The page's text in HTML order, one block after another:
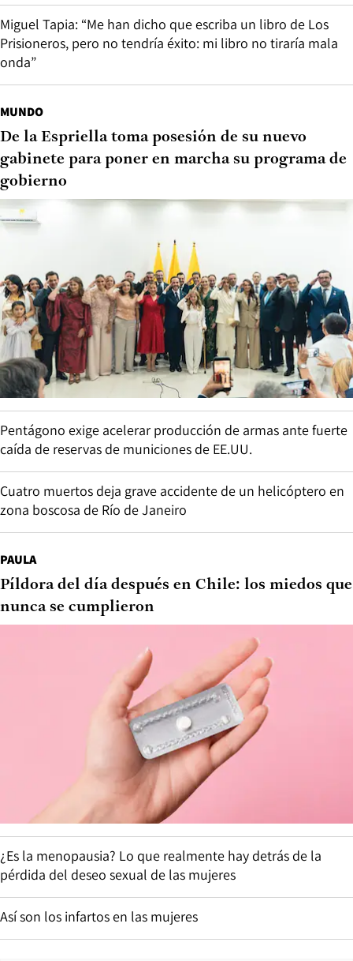
Miguel Tapia: “Me han dicho que escriba un libro de Los
Prisioneros, pero no tendría éxito: mi libro no tiraría mala
onda”
MUNDO
De la Espriella toma posesión de su nuevo
gabinete para poner en marcha su programa de
gobierno
Pentágono exige acelerar producción de armas ante fuerte
caída de reservas de municiones de EE.UU.
Cuatro muertos deja grave accidente de un helicóptero en
zona boscosa de Río de Janeiro
PAULA
Píldora del día después en Chile: los miedos que
nunca se cumplieron
¿Es la menopausia? Lo que realmente hay detrás de la
pérdida del deseo sexual de las mujeres
Así son los infartos en las mujeres